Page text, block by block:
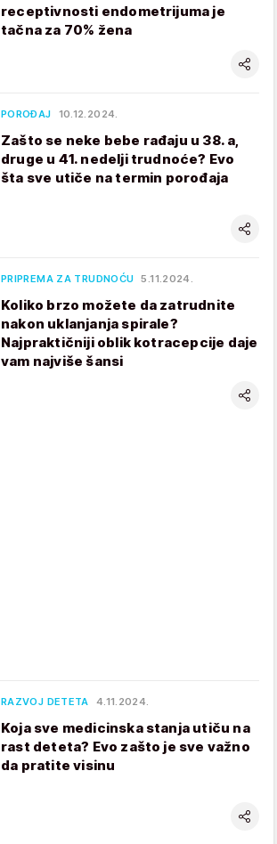
receptivnosti endometrijuma je
tačna za 70% žena
POROĐAJ 10.12.2024.
Zašto se neke bebe rađaju u 38. a,
druge u 41. nedelji trudnoće? Evo
šta sve utiče na termin porođaja
PRIPREMA ZA TRUDNOĆU 5.11.2024.
Koliko brzo možete da zatrudnite
nakon uklanjanja spirale?
Najpraktičniji oblik kotracepcije daje
vam najviše šansi
RAZVOJ DETETA 4.11.2024.
Koja sve medicinska stanja utiču na
rast deteta? Evo zašto je sve važno
da pratite visinu